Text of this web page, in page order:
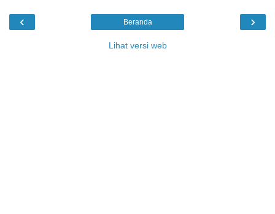
‹ ›
Beranda
Lihat versi web